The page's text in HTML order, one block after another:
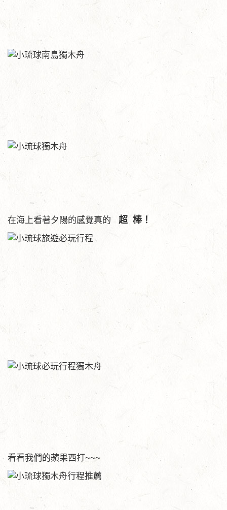
在海上看著夕陽的感覺真的 超 棒！
看看我們的蘋果西打~~~